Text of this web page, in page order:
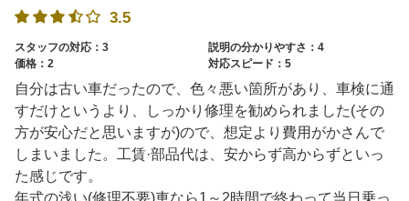
3.5
スタッフの対応：3
説明の分かりやすさ：4
価格：2
対応スピード：5
自分は古い車だったので、色々悪い箇所があり、車検に通
すだけというより、しっかり修理を勧められました(その
方が安心だと思いますが)ので、想定より費用がかさんで
しまいました。工賃·部品代は、安からず高からずといっ
た感じです。
年式の浅い(修理不要)車なら1～2時間で終わって当日乗っ